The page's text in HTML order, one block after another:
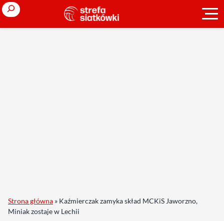
Search
Strona główna » Kaźmierczak zamyka skład MCKiS Jaworzno,
Miniak zostaje w Lechii